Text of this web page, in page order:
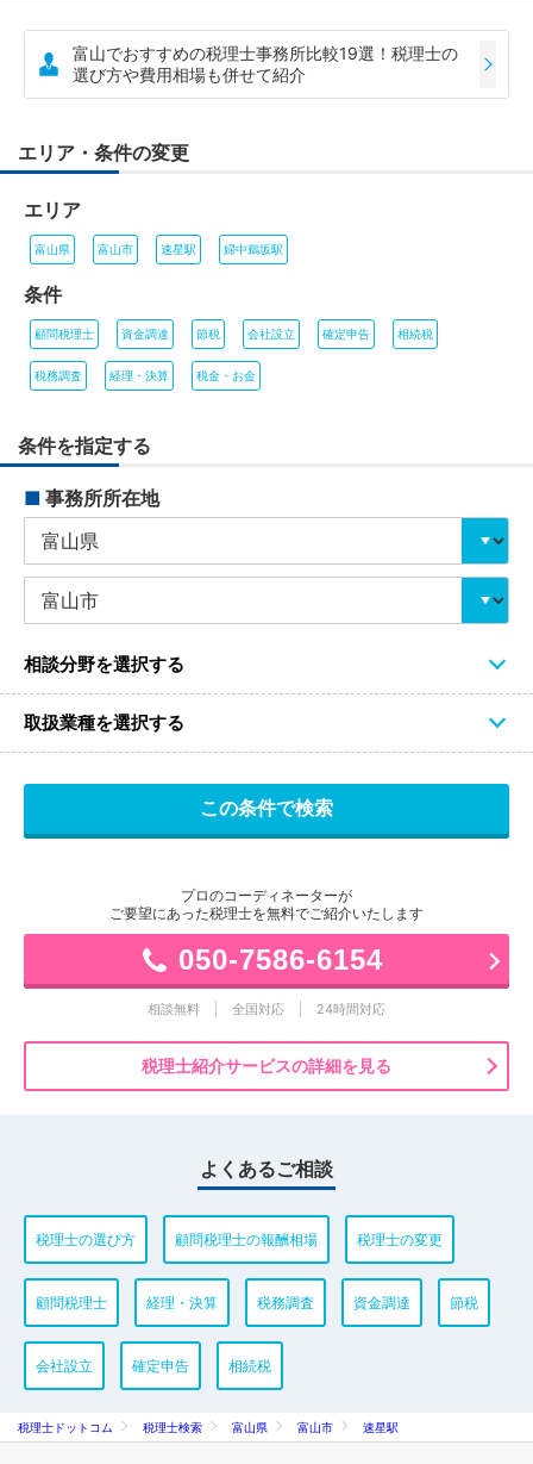
富山でおすすめの税理士事務所比較19選！税理士の
選び方や費用相場も併せて紹介
エリア・条件の変更
エリア
富山県 富山市 速星駅 婦中鵜坂駅
条件
顧問税理士 資金調達 節税 会社設立 確定申告 相続税
税務調査 経理・決算 税金・お金
条件を指定する
■ 事務所所在地
相談分野を選択する
取扱業種を選択する
プロのコーディネーターが
ご要望にあった税理士を無料でご紹介いたします
050-7586-6154
相談無料 全国対応 24時間対応
税理士紹介サービスの詳細を見る
よくあるご相談
税理士の選び方 顧問税理士の報酬相場 税理士の変更
顧問税理士 経理・決算 税務調査 資金調達 節税
会社設立 確定申告 相続税
税理士ドットコム 税理士検索 富山県 富山市 速星駅